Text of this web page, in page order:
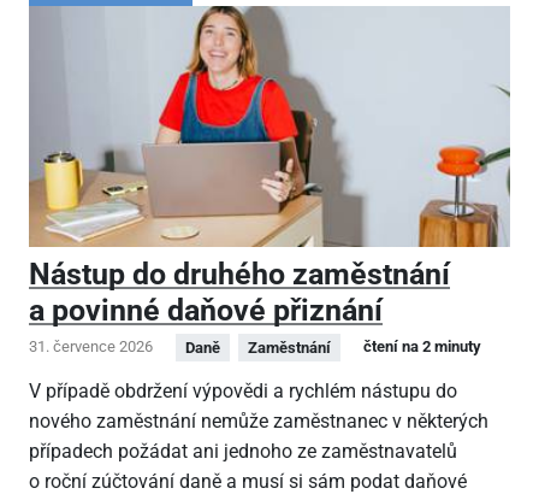
Nástup do druhého zaměstnání
a povinné daňové přiznání
31. července 2026 Daně Zaměstnání čtení na 2 minuty
V případě obdržení výpovědi a rychlém nástupu do
nového zaměstnání nemůže zaměstnanec v některých
případech požádat ani jednoho ze zaměstnavatelů
o roční zúčtování daně a musí si sám podat daňové